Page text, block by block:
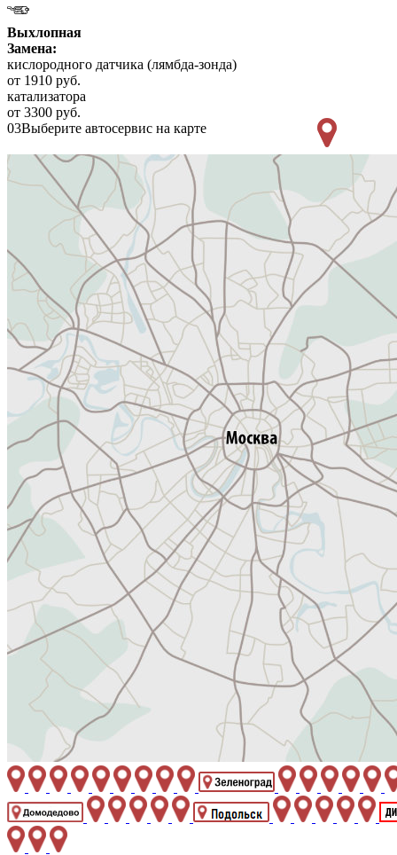
Выхлопная
Замена:
кислородного датчика (лямбда-зонда)
от 1910 руб.
катализатора
от 3300 руб.
03Выберите автосервис на карте